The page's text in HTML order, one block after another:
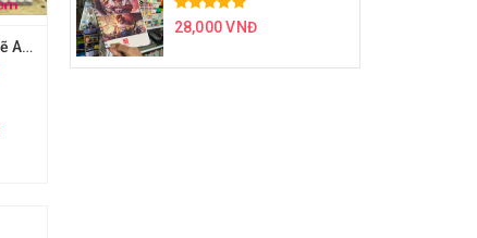
Màu Marker chuyên vẽ Anime, hộp nhựa
28,000 VNĐ